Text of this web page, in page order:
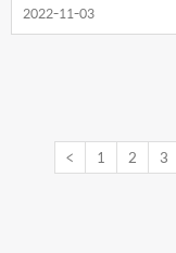
2022-11-03
< 1 2 3